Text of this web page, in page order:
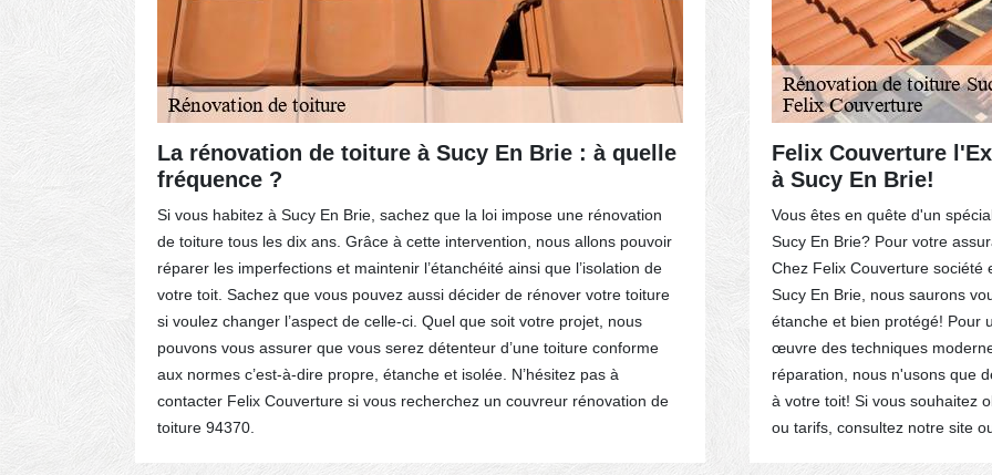
La rénovation de toiture à Sucy En Brie : à quelle
fréquence ?
Si vous habitez à Sucy En Brie, sachez que la loi impose une rénovation
de toiture tous les dix ans. Grâce à cette intervention, nous allons pouvoir
réparer les imperfections et maintenir l’étanchéité ainsi que l’isolation de
votre toit. Sachez que vous pouvez aussi décider de rénover votre toiture
si voulez changer l’aspect de celle-ci. Quel que soit votre projet, nous
pouvons vous assurer que vous serez détenteur d’une toiture conforme
aux normes c’est-à-dire propre, étanche et isolée. N’hésitez pas à
contacter Felix Couverture si vous recherchez un couvreur rénovation de
toiture 94370.
Felix Couverture
à Sucy En Brie!
Vous êtes en quête d'un
Sucy En Brie? Pour votre
Chez Felix Couverture société
Sucy En Brie, nous saurons
étanche et bien protégé! Pour
œuvre des techniques
réparation, nous n'usons que
à votre toit! Si vous souhaitez
ou tarifs, consultez notre site